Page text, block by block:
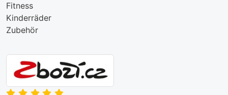
Fitness
Kinderräder
Zubehör